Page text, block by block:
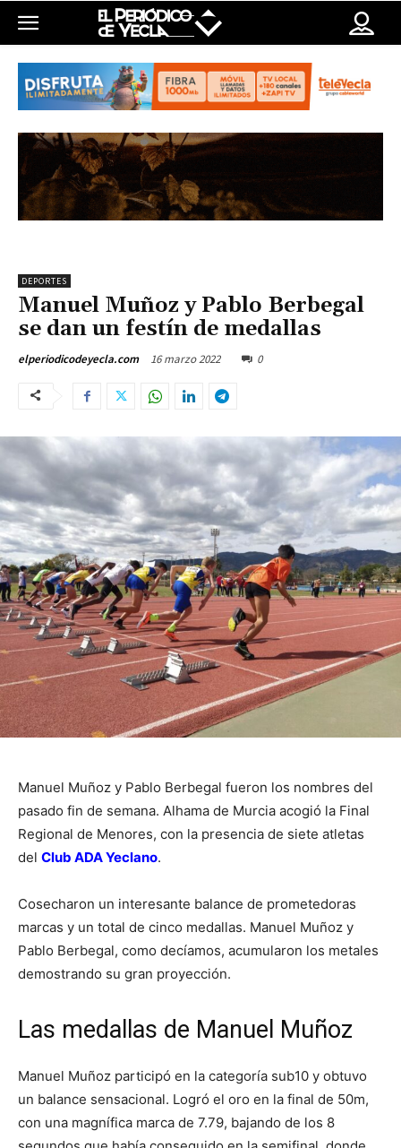
DEPORTES
Manuel Muñoz y Pablo Berbegal
se dan un festín de medallas
elperiodicodeyecla.com 16 marzo 2022 0
Manuel Muñoz y Pablo Berbegal fueron los nombres del
pasado fin de semana. Alhama de Murcia acogió la Final
Regional de Menores, con la presencia de siete atletas
del Club ADA Yeclano.
Cosecharon un interesante balance de prometedoras
marcas y un total de cinco medallas. Manuel Muñoz y
Pablo Berbegal, como decíamos, acumularon los metales
demostrando su gran proyección.
Las medallas de Manuel Muñoz
Manuel Muñoz participó en la categoría sub10 y obtuvo
un balance sensacional. Logró el oro en la final de 50m,
con una magnífica marca de 7.79, bajando de los 8